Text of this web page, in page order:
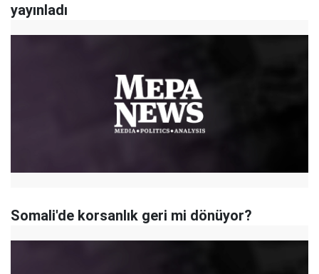
yayınladı
Somali'de korsanlık geri mi dönüyor?